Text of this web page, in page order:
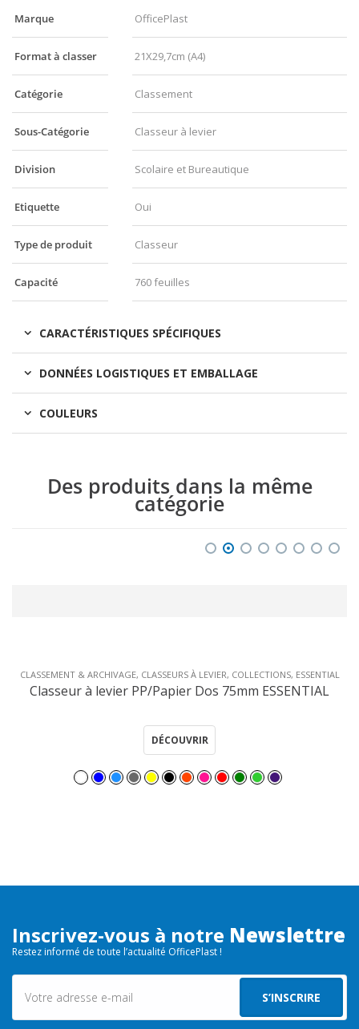
Marque OfficePlast
Format à classer 21X29,7cm (A4)
Catégorie Classement
Sous-Catégorie Classeur à levier
Division Scolaire et Bureautique
Etiquette Oui
Type de produit Classeur
Capacité 760 feuilles
CARACTÉRISTIQUES SPÉCIFIQUES
DONNÉES LOGISTIQUES ET EMBALLAGE
COULEURS
Des produits dans la même
catégorie
CLASSEMENT & ARCHIVAGE, CLASSEURS À LEVIER, COLLECTIONS, ESSENTIAL
Classeur à levier PP/Papier Dos 75mm ESSENTIAL
DÉCOUVRIR
Restez informé de toute l’actualité OfficePlast !